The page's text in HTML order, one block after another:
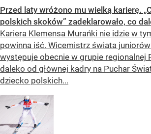
Przed laty wróżono mu wielką karierę.
polskich skoków” zadeklarowało, co
Kariera Klemensa Murańki nie idzie w
powinna iść. Wicemistrz świata
występuje obecnie w grupie regionalnej
daleko od głównej kadry na Puchar
dziecko polskich...